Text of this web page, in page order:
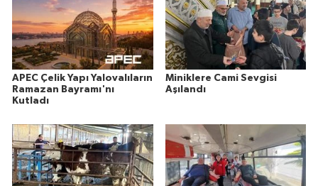
APEC Çelik Yapı Yalovalıların
Ramazan Bayramı'nı
Kutladı
Miniklere Cami Sevgisi
Aşılandı